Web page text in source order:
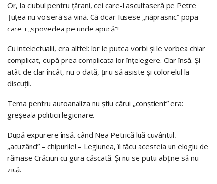
Or, la clubul pentru ţărani, cei care-l ascultaseră pe Petre
Țuțea nu voiseră să vină. Că doar fusese „năprasnic” popa
care-i „spovedea pe unde apucă”!
Cu intelectualii, era altfel: lor le putea vorbi şi le vorbea chiar
complicat, după prea complicata lor înţelegere. Clar însă. Şi
atât de clar încât, nu o dată, ţinu să asiste şi colonelul la
discuţii.
Tema pentru autoanaliza nu ştiu cărui „conştient” era:
greşeala politicii legionare.
După expunere însă, când Nea Petrică luă cuvântul,
„acuzând” – chipurile! – Legiunea, îi făcu acesteia un elogiu de
rămase Crăciun cu gura căscată. Şi nu se putu abţine să nu
zică: